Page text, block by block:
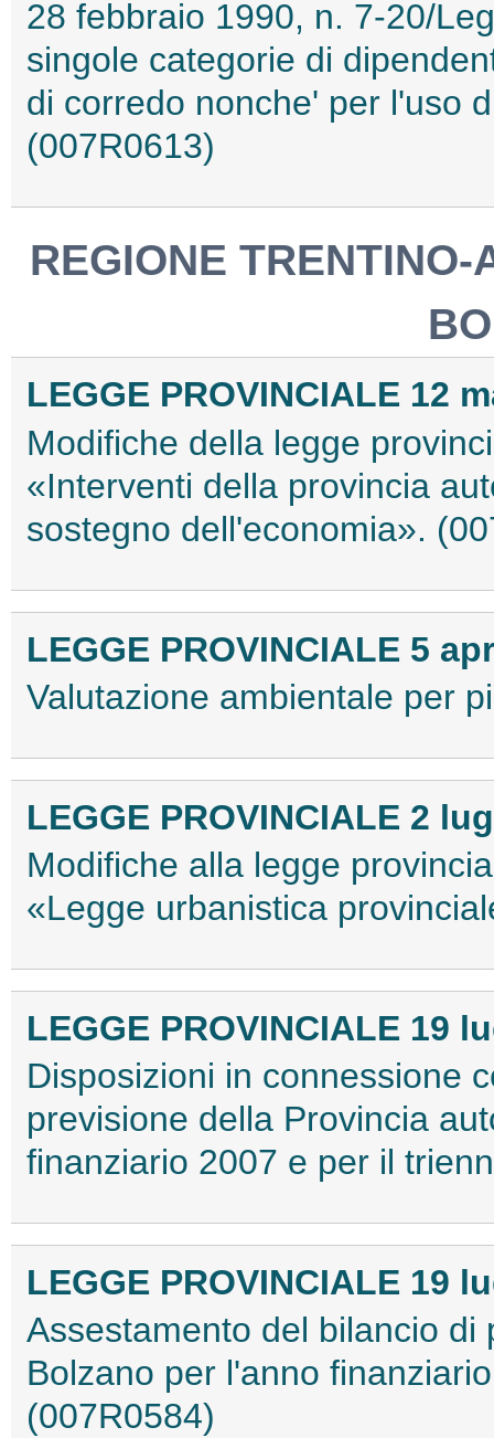
28 febbraio 1990, n. 7-20/
singole categorie di
di corredo nonche' per l'uso
(007R0613)
REGIONE
LEGGE PROVINCIALE 12
Modifiche della legge
«Interventi della provincia
sostegno dell'economia».
LEGGE PROVINCIALE 5
Valutazione ambientale per
LEGGE PROVINCIALE 2
Modifiche alla legge
«Legge urbanistica
LEGGE PROVINCIALE 19
Disposizioni in connessione
previsione della Provincia
finanziario 2007 e per il
LEGGE PROVINCIALE 19
Assestamento del bilancio
Bolzano per l'anno
(007R0584)